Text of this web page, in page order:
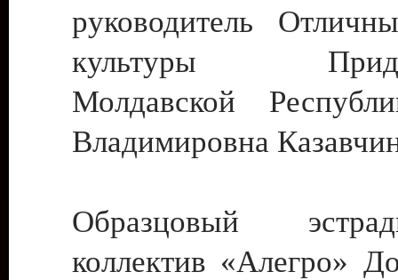
руководитель
культуры
Молдавской
Владимировна
Образцовый
коллектив «Алегро»